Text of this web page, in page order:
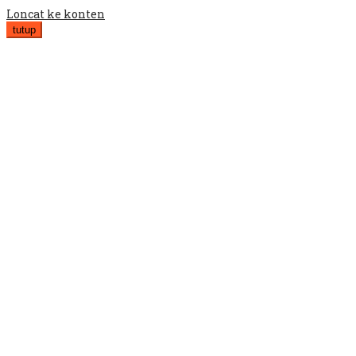
Loncat ke konten
tutup